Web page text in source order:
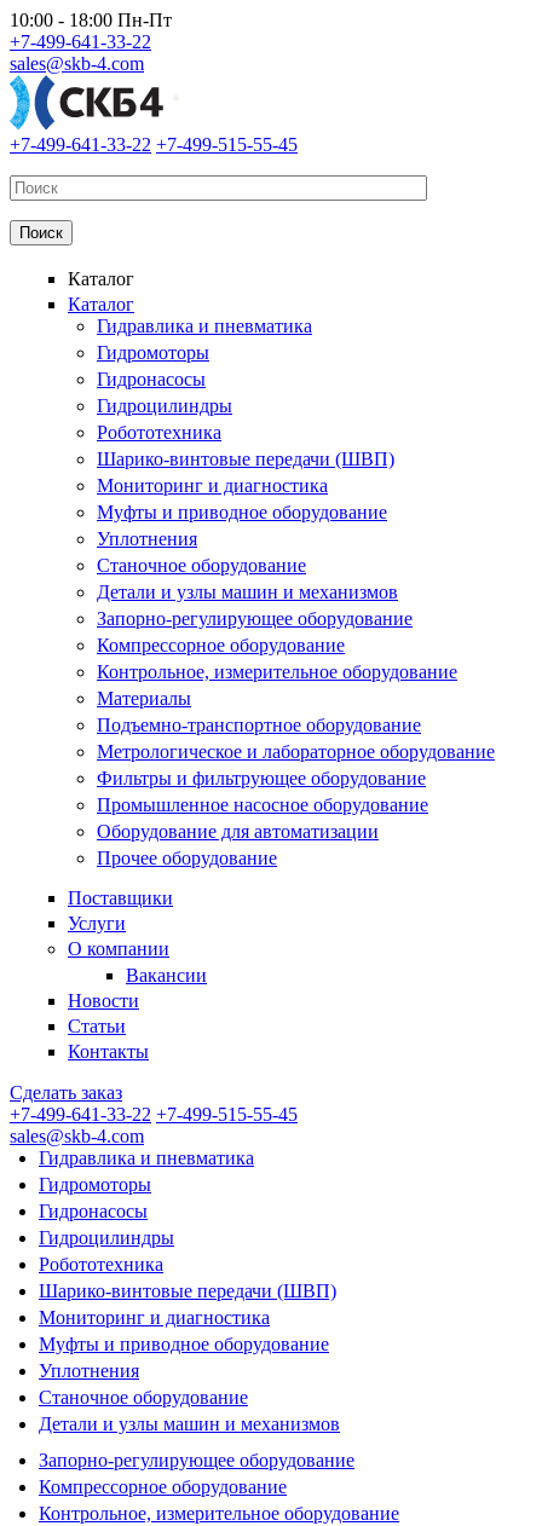
Перейти к основному содержанию
10:00 - 18:00 Пн-Пт
+7-499-641-33-22
sales@skb-4.com
+7-499-641-33-22 +7-499-515-55-45
Каталог
Каталог
Гидравлика и пневматика
Гидромоторы
Гидронасосы
Гидроцилиндры
Робототехника
Шарико-винтовые передачи (ШВП)
Мониторинг и диагностика
Муфты и приводное оборудование
Уплотнения
Станочное оборудование
Детали и узлы машин и механизмов
Запорно-регулирующее оборудование
Компрессорное оборудование
Контрольное, измерительное оборудование
Материалы
Подъемно-транспортное оборудование
Метрологическое и лабораторное оборудование
Фильтры и фильтрующее оборудование
Промышленное насосное оборудование
Оборудование для автоматизации
Прочее оборудование
Поставщики
Услуги
О компании
Вакансии
Новости
Статьи
Контакты
Сделать заказ
+7-499-641-33-22 +7-499-515-55-45
sales@skb-4.com
Гидравлика и пневматика
Гидромоторы
Гидронасосы
Гидроцилиндры
Робототехника
Шарико-винтовые передачи (ШВП)
Мониторинг и диагностика
Муфты и приводное оборудование
Уплотнения
Станочное оборудование
Детали и узлы машин и механизмов
Запорно-регулирующее оборудование
Компрессорное оборудование
Контрольное, измерительное оборудование